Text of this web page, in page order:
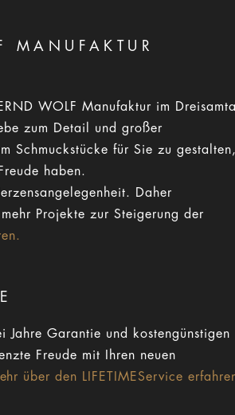
MANUFAKTUR
WOLF Manufaktur im Dreisamtal
zum Detail und großer
Schmuckstücke für Sie zu gestalten,
haben.
Daher
Projekte zur Steigerung der
Jahre Garantie und kostengünstigen
Freude mit Ihren neuen
über den LIFETIMEService